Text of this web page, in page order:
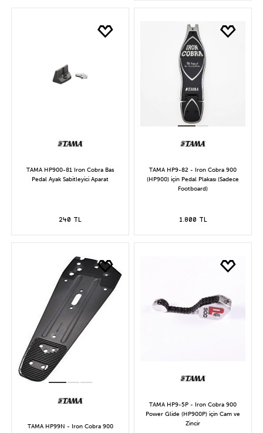
TAMA HP900-81 Iron Cobra Bas
Pedal Ayak Sabitleyici Aparat
240 TL
TAMA HP9-82 - Iron Cobra 900
(HP900) için Pedal Plakası (Sadece
Footboard)
1.800 TL
TAMA HP99N - Iron Cobra 900
TAMA HP9-5P - Iron Cobra 900
Power Glide (HP900P) için Cam ve
Zincir